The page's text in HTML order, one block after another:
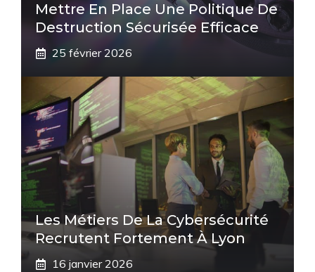
Mettre En Place Une Politique De
Destruction Sécurisée Efficace
25 février 2026
Les Métiers De La Cybersécurité
Recrutent Fortement À Lyon
16 janvier 2026